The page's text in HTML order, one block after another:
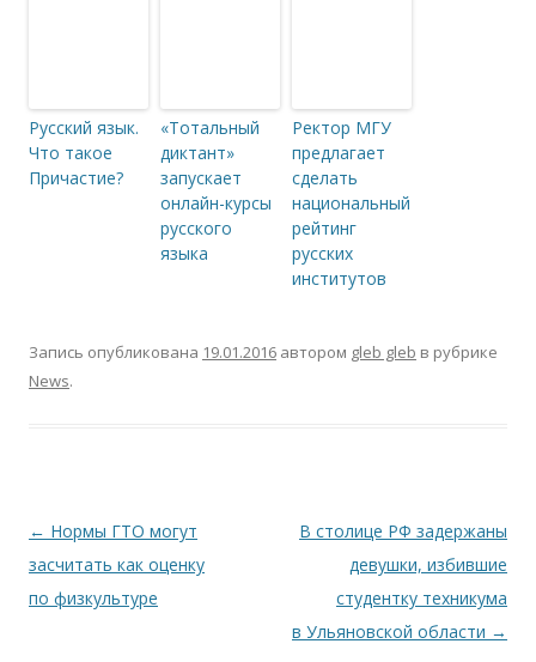
Русский язык.
Что такое
Причастие?
«Тотальный
диктант»
запускает
онлайн-курсы
русского
языка
Ректор МГУ
предлагает
сделать
национальный
рейтинг
русских
институтов
Запись опубликована 19.01.2016 автором gleb gleb в рубрике
News.
Навигация по записям
← Нормы ГТО могут
засчитать как оценку
по физкультуре
В столице РФ задержаны
девушки, избившие
студентку техникума
в Ульяновской области →